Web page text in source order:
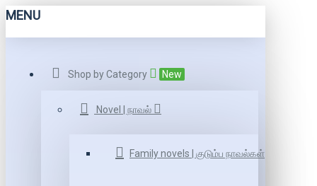
MENU
Shop by Category New
Novel | நாவல்
Family novels | குடும்ப நாவல்கள்